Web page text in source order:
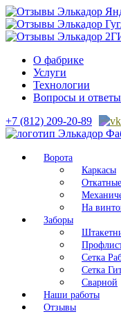
О фабрике
Услуги
Технологии
Вопросы и ответы
+7 (812) 209-20-89
Ворота
Каркасы
На
Заборы
Сетка
Сетка
Сварной
Наши работы
Отзывы